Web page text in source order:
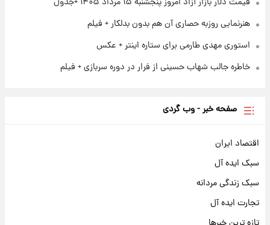
هنرنمایی روزبه حصاری آن هم بدون بدلکار + فیلم
استوری مهدی طارمی برای ستاره اینتر + عکس
خاطره جالب شهاب حسینی از فرار در دوره سربازی + فیلم
صفحه خبر - وب گردی
اقتصاد ایران
سبک ایده آل
سبک زندگی مردانه
تجارت ایده آل